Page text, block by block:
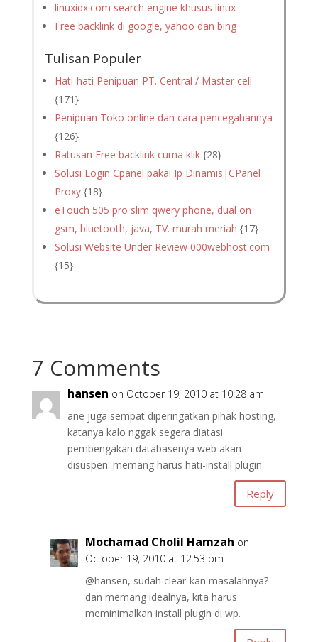
linuxidx.com search engine khusus linux
Free backlink di google, yahoo dan bing
Tulisan Populer
Hati-hati Penipuan PT. Central / Master cell
{171}
Penipuan Toko online dan cara pencegahannya
{126}
Ratusan Free backlink cuma klik{28}
Solusi Login Cpanel pakai Ip Dinamis|CPanel
Proxy{18}
eTouch 505 pro slim qwery phone, dual on
gsm, bluetooth, java, TV. murah meriah {17}
Solusi Website Under Review 000webhost.com
{15}
7 Comments
hansen on October 19, 2010 at 10:28 am
ane juga sempat diperingatkan pihak hosting,
katanya kalo nggak segera diatasi
pembengakan databasenya web akan
disuspen. memang harus hati-install plugin
Reply
Mochamad Cholil Hamzah on
October 19, 2010 at 12:53 pm
@hansen, sudah clear-kan masalahnya?
dan memang idealnya, kita harus
meminimalkan install plugin di wp.